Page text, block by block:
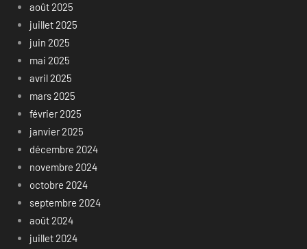
août 2025
juillet 2025
juin 2025
mai 2025
avril 2025
mars 2025
février 2025
janvier 2025
décembre 2024
novembre 2024
octobre 2024
septembre 2024
août 2024
juillet 2024